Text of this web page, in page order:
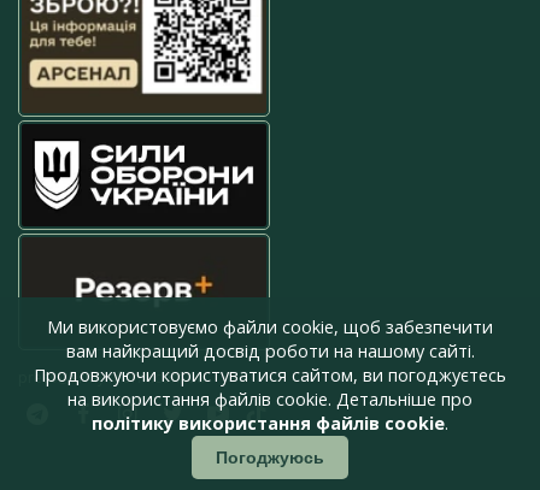
press@armyinform.com.ua
Ми використовуємо файли cookie, щоб забезпечити
вам найкращий досвід роботи на нашому сайті.
Продовжуючи користуватися сайтом, ви погоджуєтесь
на використання файлів cookie. Детальніше про
політику використання файлів cookie.
Погоджуюсь